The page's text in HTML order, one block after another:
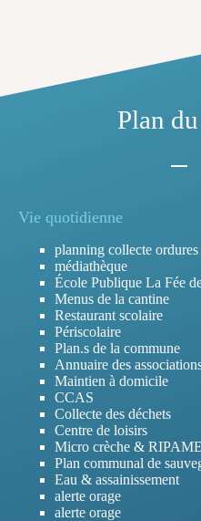
Plan
Vie quotidienne
planning collecte
médiathèque
École Publique La Fée
Menus de la cantine
Restaurant scolaire
Périscolaire
Plan.s de la commune
Annuaire des
Maintien à domicile
CCAS
Collecte des déchets
Centre de loisirs
Micro crèche & RIPAME
Plan communal de
Eau & assainissement
alerte orage
alerte orage